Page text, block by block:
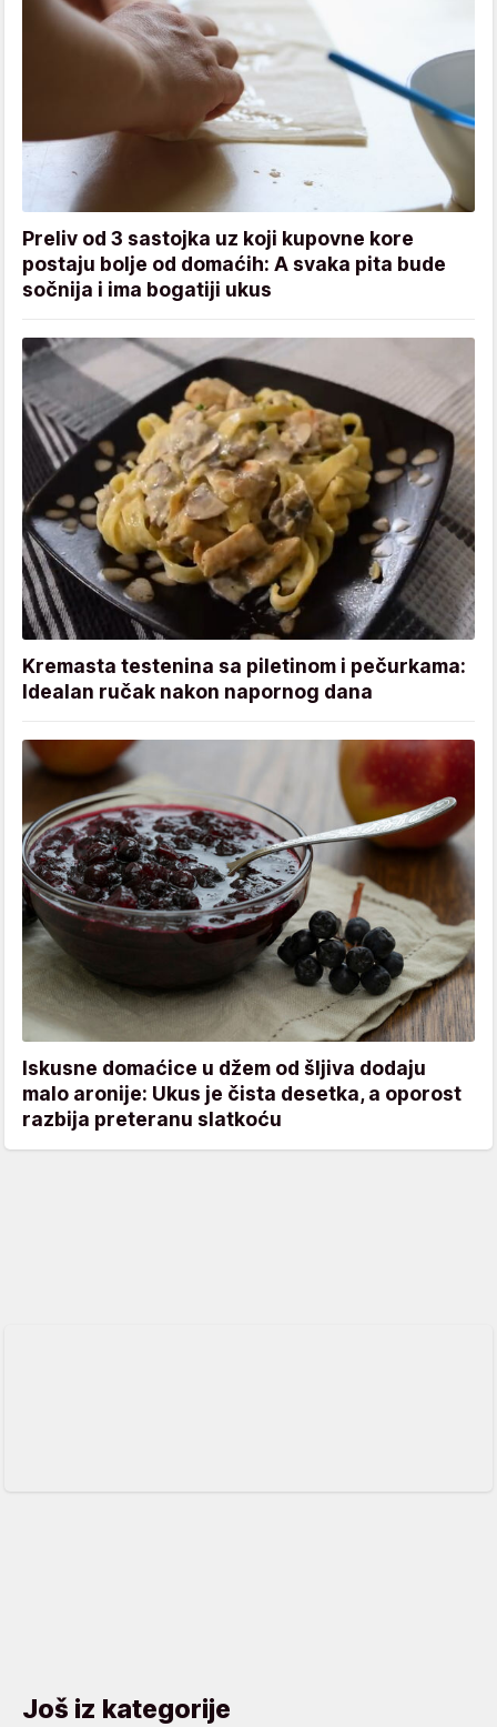
Preliv od 3 sastojka uz koji kupovne kore
postaju bolje od domaćih: A svaka pita bude
sočnija i ima bogatiji ukus
Kremasta testenina sa piletinom i pečurkama:
Idealan ručak nakon napornog dana
Iskusne domaćice u džem od šljiva dodaju
malo aronije: Ukus je čista desetka, a oporost
razbija preteranu slatkoću
Još iz kategorije